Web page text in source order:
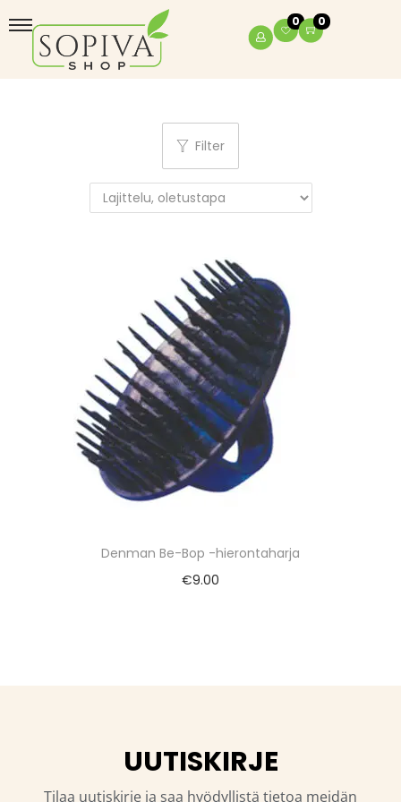
0 0
Filter
Denman Be-Bop -hierontaharja
€9.00
UUTISKIRJE
Tilaa uutiskirje ja saa hyödyllistä tietoa meidän